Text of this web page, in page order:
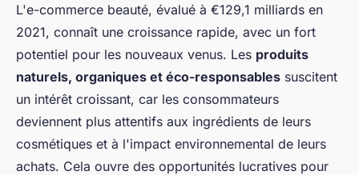
L'e-commerce beauté, évalué à €129,1 milliards en
2021, connaît une croissance rapide, avec un fort
potentiel pour les nouveaux venus. Les produits
naturels, organiques et éco-responsables suscitent
un intérêt croissant, car les consommateurs
deviennent plus attentifs aux ingrédients de leurs
cosmétiques et à l'impact environnemental de leurs
achats. Cela ouvre des opportunités lucratives pour